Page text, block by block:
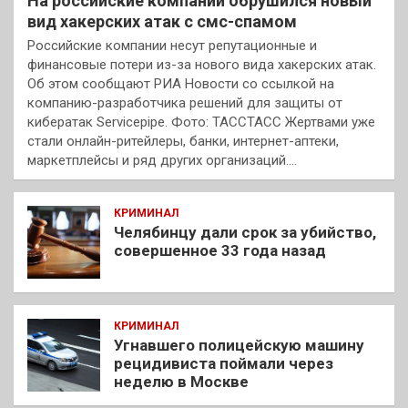
вид хакерских атак с смс-спамом
Российские компании несут репутационные и
финансовые потери из-за нового вида хакерских атак.
Об этом сообщают РИА Новости со ссылкой на
компанию-разработчика решений для защиты от
кибератак Servicepipe. Фото: ТАССТАСС Жертвами уже
стали онлайн-ритейлеры, банки, интернет-аптеки,
маркетплейсы и ряд других организаций.…
КРИМИНАЛ
Челябинцу дали срок за убийство,
совершенное 33 года назад
КРИМИНАЛ
Угнавшего полицейскую машину
рецидивиста поймали через
неделю в Москве